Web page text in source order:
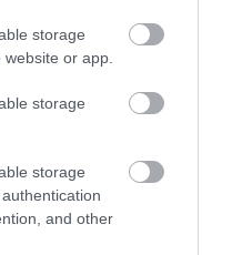
storage
or app.
storage
storage
and other
επιστήμονες και
υπερηχητικών
προδοσία
το σενάριο που
με CRISPR που
ουσίες στο ψωμί